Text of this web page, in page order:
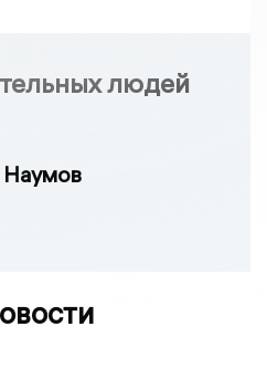
людей
Наумов